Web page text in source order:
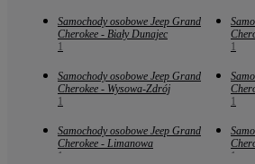
Samochody osobowe Jeep Grand
Cherokee - Biały Dunajec
1
1
Samochody osobowe Jeep Grand
Cherokee - Wysowa-Zdrój
1
1
Samochody osobowe Jeep Grand
Cherokee - Limanowa
1
1